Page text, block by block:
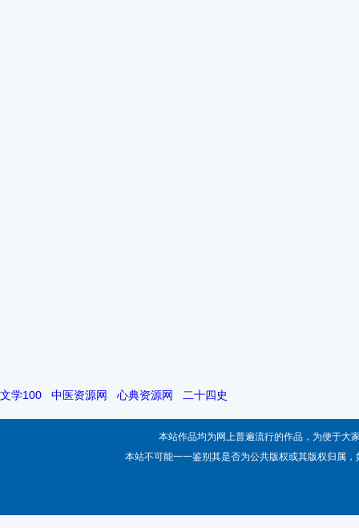
文学100 中医资源网 心典资源网 二十四史
本站作品均为网上普遍流行的作品，为便于大
本站不可能一一鉴别其是否为公共版权或其版权归属